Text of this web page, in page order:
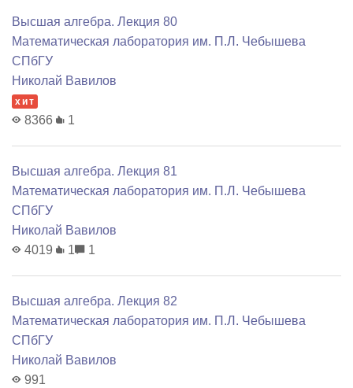
Высшая алгебра. Лекция 80
Математичеcкая лаборатория им. П.Л. Чебышева
СПбГУ
Николай Вавилов
хит
8366 1
Высшая алгебра. Лекция 81
Математичеcкая лаборатория им. П.Л. Чебышева
СПбГУ
Николай Вавилов
4019
1 1
Высшая алгебра. Лекция 82
Математичеcкая лаборатория им. П.Л. Чебышева
СПбГУ
Николай Вавилов
991